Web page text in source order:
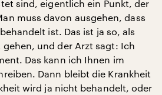
sind, eigentlich ein Punkt, der
muss davon ausgehen, dass
ist. Das ist ja so, als
und der Arzt sagt: Ich
Das kann ich Ihnen im
Dann bleibt die Krankheit
wird ja nicht behandelt, oder